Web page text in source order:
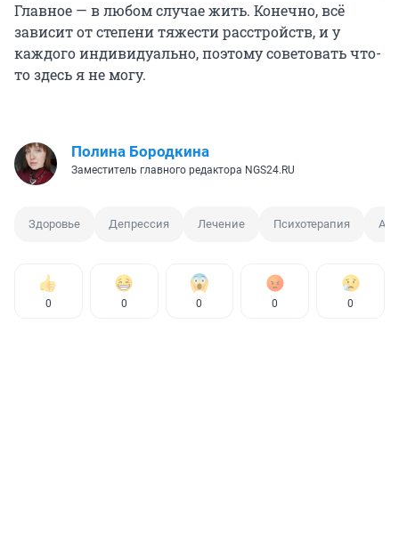
Главное — в любом случае жить. Конечно, всё
зависит от степени тяжести расстройств, и у
каждого индивидуально, поэтому советовать что-
то здесь я не могу.
Полина Бородкина
Заместитель главного редактора NGS24.RU
Здоровье Депрессия Лечение Психотерапия
0 0 0 0 0